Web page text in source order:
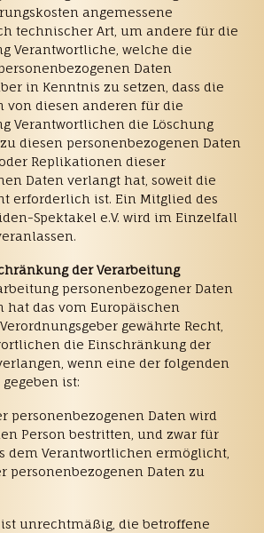
angemessene
technischer Art, um andere für die
Verantwortliche, welche die
Daten
in Kenntnis zu setzen, dass die
von diesen anderen für die
Verantwortlichen die Löschung
diesen personenbezogenen Daten
Replikationen dieser
Daten verlangt hat, soweit die
erforderlich ist. Ein Mitglied des
Spektakel e.V. wird im Einzelfall
der Verarbeitung
personenbezogener Daten
hat das vom Europäischen
gewährte Recht,
die Einschränkung der
wenn eine der folgenden
ist:
personenbezogenen Daten wird
Person bestritten, und zwar für
dem Verantwortlichen ermöglicht,
personenbezogenen Daten zu
unrechtmäßig, die betroffene